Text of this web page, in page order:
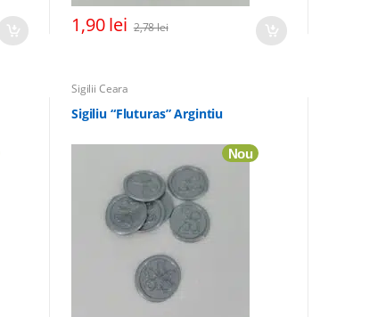
1,90lei 2,78lei
Sigilii Ceara
Sigiliu “Fluturas” Argintiu
Nou